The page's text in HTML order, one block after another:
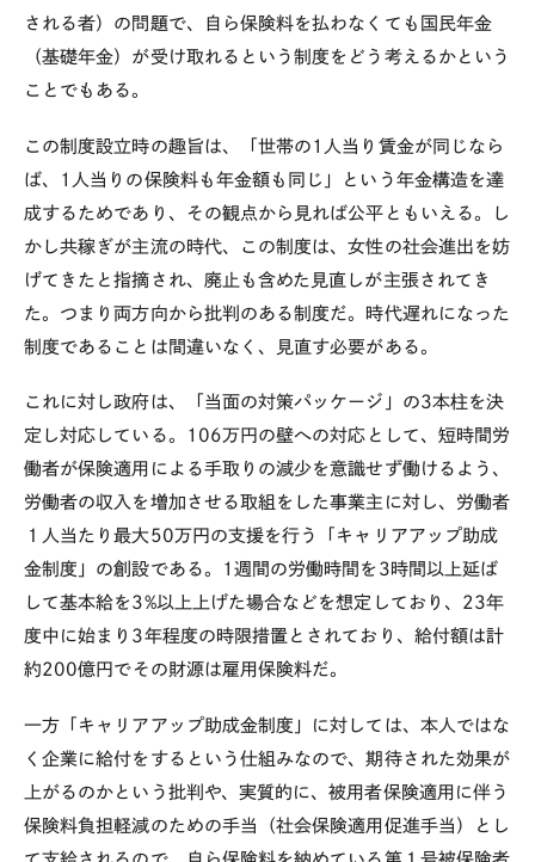
される者）の問題で、自ら保険料を払わなくても国民年金
（基礎年金）が受け取れるという制度をどう考えるかという
ことでもある。
この制度設立時の趣旨は、「世帯の 1 人当り賃金が同じなら
ば、
1 人当りの保険料も年金額も同じ」という年金構造を達
成するためであり、その観点から見れば公平ともいえる。し
かし共稼ぎが主流の時代、この制度は、女性の社会進出を妨
げてきたと指摘され、廃止も含めた見直しが主張されてき
た。つまり両方向から批判のある制度だ。時代遅れになった
制度であることは間違いなく、見直す必要がある。
これに対し政府は、「当面の対策パッケージ」の3本柱を決
定し対応している。
106万円の壁への対応として、短時間労
働者が保険適用による手取りの減少を意識せず働けるよう、
労働者の収入を増加させる取組をした事業主に対し、労働者
１人当たり最大 50万円の支援を行う「キャリアアップ助成
金制度」の創設である。
1 週間の労働時間を 3 時間以上延ば
して基本給を3%以上上げた場合などを想定しており、 23年
度中に始まり 3年程度の時限措置とされており、給付額は計
約200億円でその財源は雇用保険料だ。
一方「キャリアアップ助成金制度」に対しては、本人ではな
く企業に給付をするという仕組みなので、期待された効果が
上がるのかという批判や、実質的に、被用者保険適用に伴う
保険料負担軽減のための手当（社会保険適用促進手当）とし